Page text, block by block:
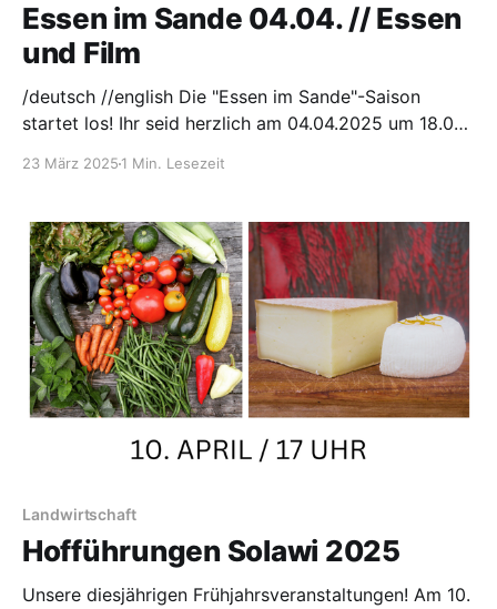
Essen im Sande 04.04. // Essen
und Film
/deutsch //english Die "Essen im Sande"-Saison
startet los! Ihr seid herzlich am 04.04.2025 um 18.00
Italien über ihre Aktivitäten zwischen 1943-
23 März 2025 1 Min. Lesezeit
Landwirtschaft
Hofführungen Solawi 2025
Unsere diesjährigen Frühjahrsveranstaltungen! Am 10.